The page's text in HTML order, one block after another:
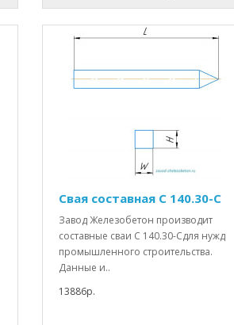
Свая составная С 140.30-С
Завод Железобетон производит
составные сваи С 140.30-Сдля нужд
промышленного строительства.
Данные и..
13886р.